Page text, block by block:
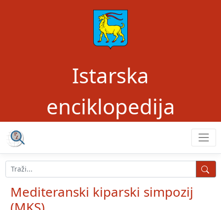
Istarska
enciklopedija
Mediteranski kiparski simpozij